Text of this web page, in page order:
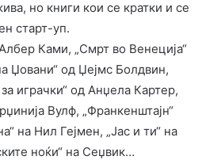
но книги кои се кратки и се
старт-уп.
Ками, „Смрт во Венеција“
Џовани“ од Џејмс Болдвин,
играчки“ од Анџела Картер,
Вулф, „Франкенштајн“
на Нил Гејмен, „Јас и ти“ на
ноќи“ на Сеџвик…